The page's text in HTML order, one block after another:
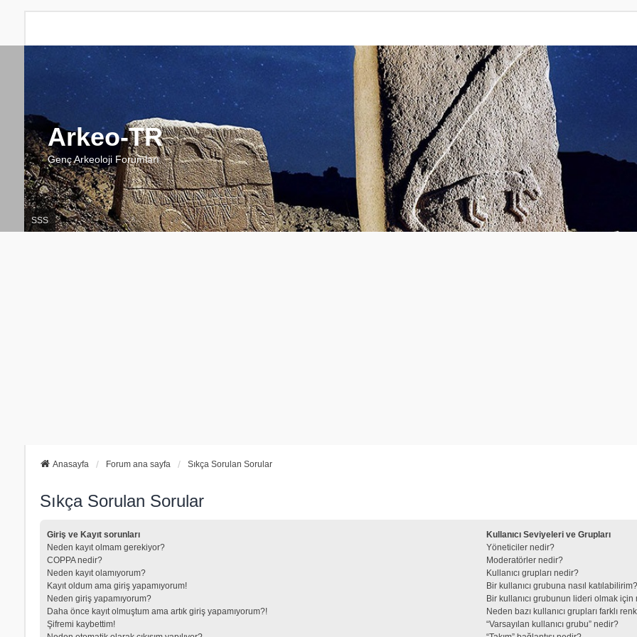
Arkeo-TR
Genç Arkeoloji Forumları
SSS
Anasayfa Forum ana sayfa Sıkça Sorulan Sorular
Sıkça Sorulan Sorular
Giriş ve Kayıt sorunları
Neden kayıt olmam gerekiyor?
COPPA nedir?
Neden kayıt olamıyorum?
Kayıt oldum ama giriş yapamıyorum!
Neden giriş yapamıyorum?
Daha önce kayıt olmuştum ama artık giriş yapamıyorum?!
Şifremi kaybettim!
Kullanıcı Seviyeleri ve Grupları
Yöneticiler nedir?
Moderatörler nedir?
Kullanıcı grupları nedir?
Bir kullanıcı grubuna nasıl katılabilirim?
Bir kullanıcı grubunun lideri olmak
Neden bazı kullanıcı grupları farklı
“Varsayılan kullanıcı grubu” nedir?